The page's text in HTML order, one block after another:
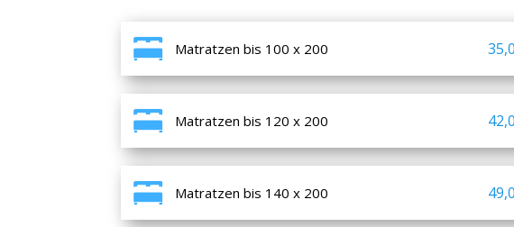
Matratzen bis 100 x 200
Matratzen bis 120 x 200
Matratzen bis 140 x 200